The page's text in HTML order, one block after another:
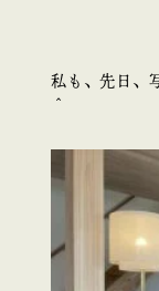
私も、先日、